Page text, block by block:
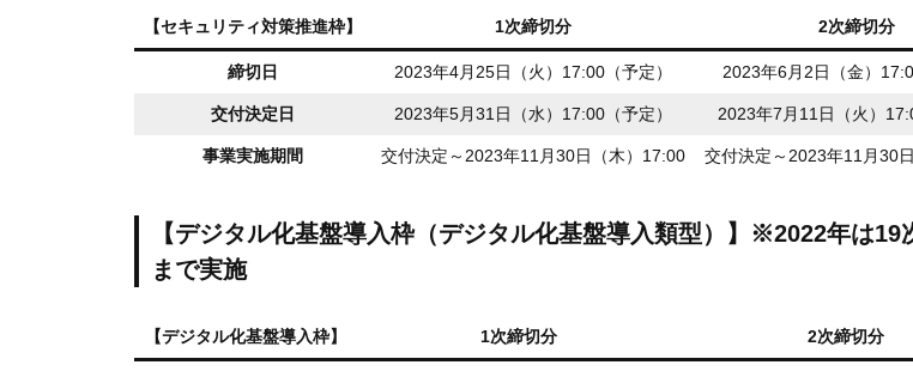
【セキュリティ対策推進枠】 1次締切分 2次締切分
締切日 2023年4月25日（火）17:00（予定） 2023年6月2日（金）
交付決定日 2023年5月31日（水）17:00（予定） 2023年7月11日（火）
事業実施期間 交付決定～2023年11月30日（木）17:00 交付決定～2023年11月30
【デジタル化基盤導入枠（デジタル化基盤導入類型）】※2022年は19
まで実施
【デジタル化基盤導入枠】 1次締切分 2次締切分